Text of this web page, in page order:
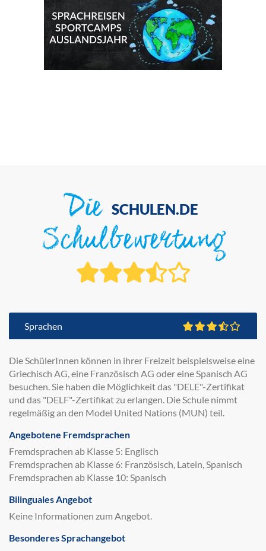
Die SCHULEN.DE
Schulbewertung
Sprachen
Die SchülerInnen können in ihrer Freizeit beispielsweise eine
Griechisch AG, eine Französisch AG oder eine Spanisch AG
besuchen. Sie haben die Möglichkeit das "DELE"-Zertifikat
und das "DELF"-Zertifikat zu erlangen. Die Schule nimmt
regelmäßig an den Model United Nations (MUN) teil.
Angebotene Fremdsprachen
Fremdsprachen ab Klasse 5: Englisch
Fremdsprachen ab Klasse 6: Französisch, Latein, Spanisch
Fremdsprachen ab Klasse 10: Spanisch
Bilinguales Angebot
Keine Informationen zum Angebot.
Besonderes Sprachangebot